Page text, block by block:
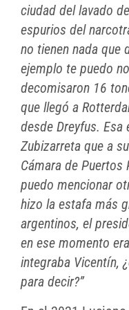
ciudad del lavado
espurios del
no tienen nada que
ejemplo te puedo
decomisaron 16
que llegó a
desde Dreyfus.
Zubizarreta que a
Cámara de Puertos
puedo mencionar
hizo la estafa más
argentinos, el
en ese momento
integraba Vicentín,
para decir?”